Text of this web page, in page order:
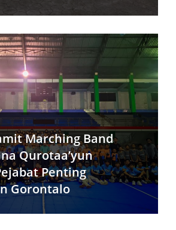
Marching Band
Qurotaa’yun
Penting
Gorontalo